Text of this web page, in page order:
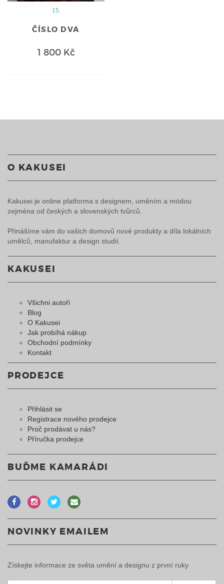
15.
ČÍSLO DVA
1 800 Kč
O KAKUSEI
Kakusei je online platforma s designem, uměním a módou
zejména od českých a slovenských tvůrců.
Přinášíme vám do vašich domovů nové produkty a díla lokálních
umělců, manufaktur a design studií.
KAKUSEI
Všichni autoři
Blog
O Kakusei
Jak probíhá nákup
Obchodní podmínky
Kontakt
PRODEJCE
Přihlásit se
Registrace nového prodejce
Proč prodávat u nás?
Příručka prodejce
BUĎME KAMARÁDI
NOVINKY EMAILEM
Získejte informace ze světa umění a designu z první ruky